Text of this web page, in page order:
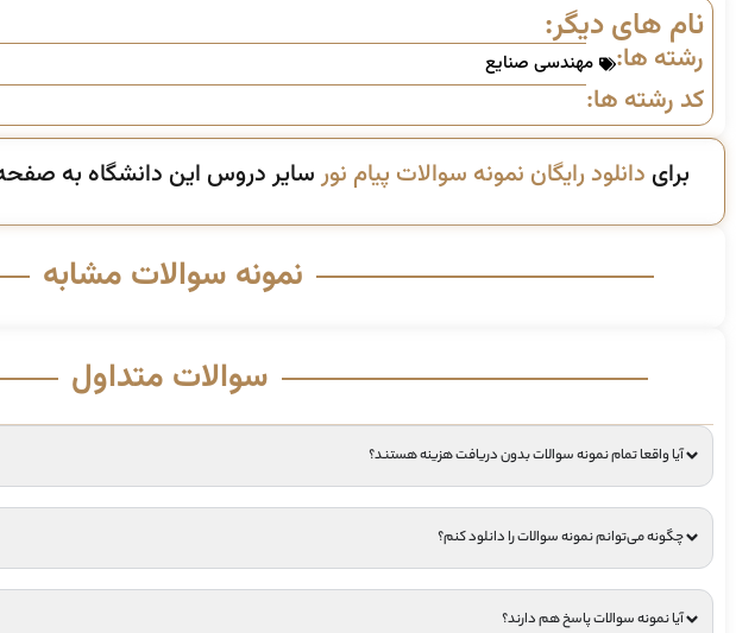
نام های دیگر:
رشته ها: مهندسی صنایع
کد رشته ها:
برای دانلود رایگان نمونه سوالات پیام نورسایر دروس این دانشگاه به
نمونه سوالات مشابه
سوالات متداول
آیا واقعا تمام نمونه سوالات بدون دریافت هزینه هستند؟
چگونه می‌توانم نمونه سوالات را دانلود کنم؟
آیا نمونه سوالات پاسخ هم دارند؟